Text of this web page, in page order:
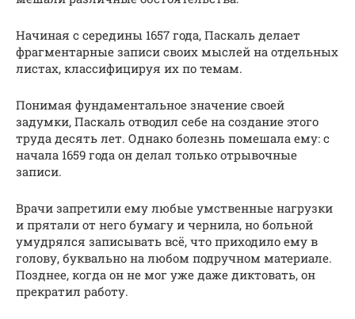
Начиная с середины 1657 года, Паскаль делает
фрагментарные записи своих мыслей на отдельных
листах, классифицируя их по темам.
Понимая фундаментальное значение своей
задумки, Паскаль отводил себе на создание этого
труда десять лет. Однако болезнь помешала ему: с
начала 1659 года он делал только отрывочные
записи.
Врачи запретили ему любые умственные нагрузки
и прятали от него бумагу и чернила, но больной
умудрялся записывать всё, что приходило ему в
голову, буквально на любом подручном материале.
Позднее, когда он не мог уже даже диктовать, он
прекратил работу.